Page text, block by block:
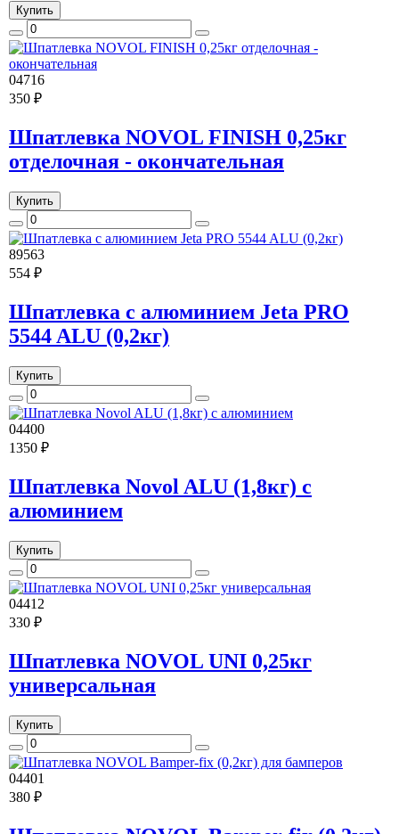
Купить
04716
350 ₽
Шпатлевка NOVOL FINISH 0,25кг
отделочная - окончательная
Купить
89563
554 ₽
Шпатлевка с алюминием Jeta PRO
5544 ALU (0,2кг)
Купить
04400
1350 ₽
Шпатлевка Novol ALU (1,8кг) с
алюминием
Купить
04412
330 ₽
Шпатлевка NOVOL UNI 0,25кг
универсальная
Купить
04401
380 ₽